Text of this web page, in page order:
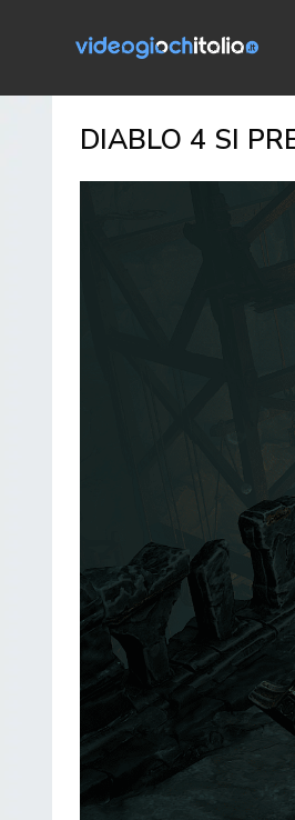
DIABLO 4 SI